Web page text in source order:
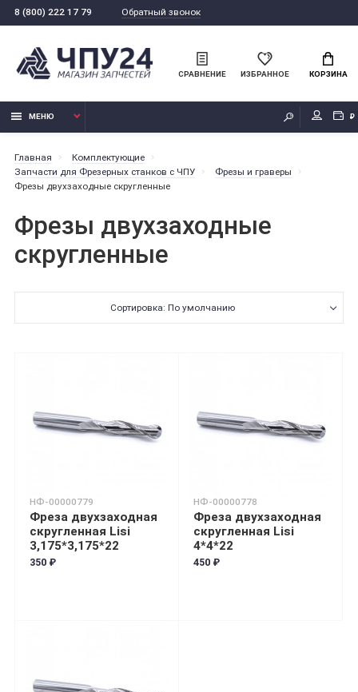
8 (800) 222 17 79 Обратный звонок
СРАВНЕНИЕ ИЗБРАННОЕ КОРЗИНА
МЕНЮ ₽
Главная
Комплектующие
Запчасти для Фрезерных станков с ЧПУ
Фрезы и граверы
Фрезы двухзаходные скругленные
Фрезы двухзаходные
скругленные
Сортировка: По умолчанию
НФ-00000779
Фреза двухзаходная
скругленная Lisi
3,175*3,175*22
350 ₽
НФ-00000778
Фреза двухзаходная
скругленная Lisi
4*4*22
450 ₽